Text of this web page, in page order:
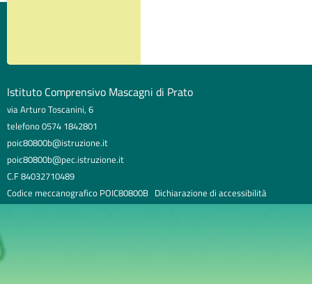
Istituto Comprensivo Mascagni di Prato
via Arturo Toscanini, 6
telefono 0574 1842801
poic80800b@istruzione.it
poic80800b@pec.istruzione.it
C.F 84032710489
Codice meccanografico POIC80800B Dichiarazione di accessibilità